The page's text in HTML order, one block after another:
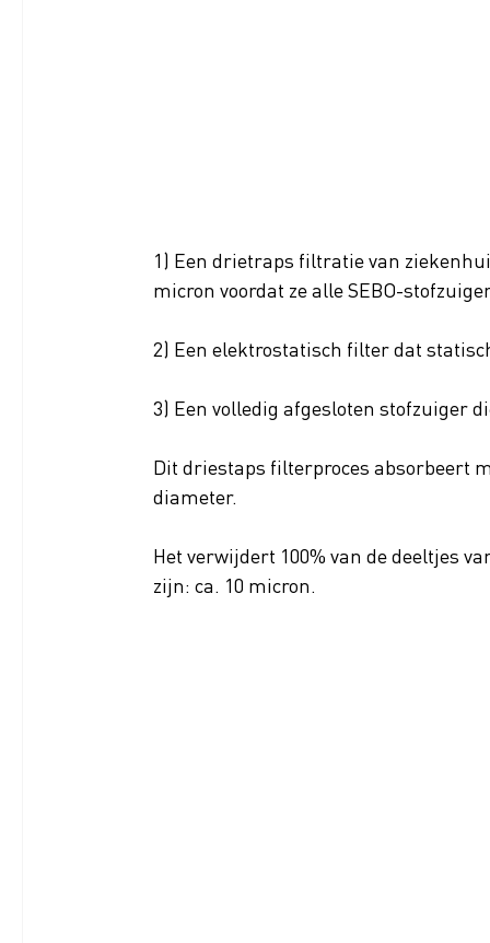
1) Een drietraps filtratie van
micron voordat ze alle SEBO-
2) Een elektrostatisch filter dat
3) Een volledig afgesloten stofzuiger
Dit driestaps filterproces absorbeert
diameter.
Het verwijdert 100% van de deeltjes
zijn: ca. 10 micron.